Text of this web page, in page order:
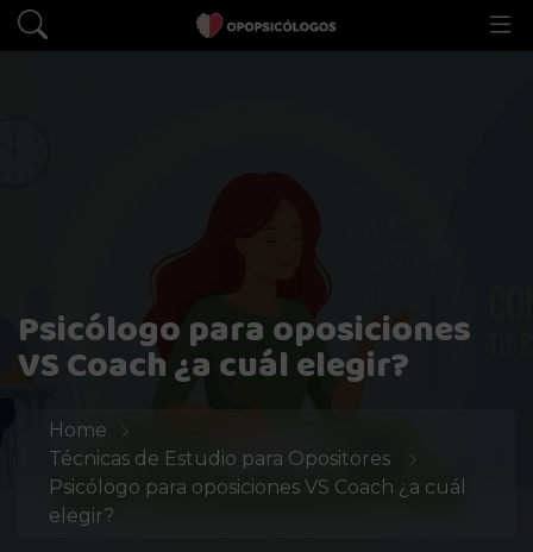
Psicólogo para oposiciones
VS Coach ¿a cuál elegir?
Home
Técnicas de Estudio para Opositores
Psicólogo para oposiciones VS Coach ¿a cuál
elegir?